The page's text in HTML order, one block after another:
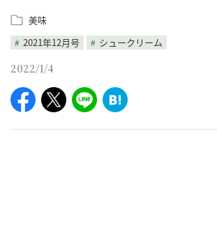
美味
2021年12月号
シュークリーム
2022/1/4